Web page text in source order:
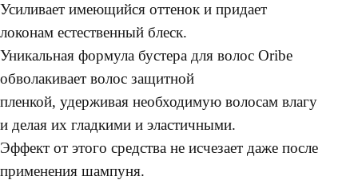
Усиливает имеющийся оттенок и придает
локонам естественный блеск.
Уникальная формула бустера для волос Oribe
обволакивает волос защитной
пленкой, удерживая необходимую волосам влагу
и делая их гладкими и эластичными.
Эффект от этого средства не исчезает даже после
применения шампуня.